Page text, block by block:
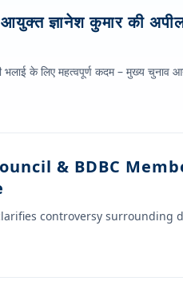
ज्ञानेश कुमार की
भलाई के लिए महत्वपूर्ण कदम – मुख्य चुनाव
& BDBC
controversy surrounding